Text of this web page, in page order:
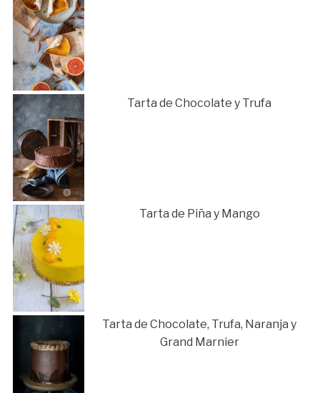
Tarta de Chocolate y Trufa
Tarta de Piña y Mango
Tarta de Chocolate, Trufa, Naranja y
Grand Marnier